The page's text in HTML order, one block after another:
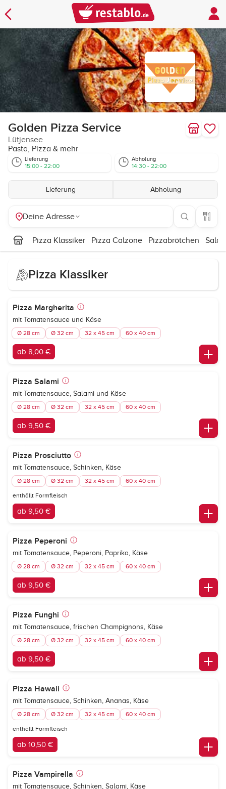
Golden Pizza Service
Lütjensee
Pasta, Pizza & mehr
Lieferung
15:00 - 22:00
Abholung
14:30 - 22:00
Lieferung Abholung
Deine Adresse
Pizza Klassiker Pizza Calzone Pizzabrötchen
Pizza Klassiker
Pizza Margherita
mit Tomatensauce und Käse
Ø 28 cm Ø 32 cm 32 x 45 cm 60 x 40 cm
ab 8,00 €
Pizza Salami
mit Tomatensauce, Salami und Käse
Ø 28 cm Ø 32 cm 32 x 45 cm 60 x 40 cm
ab 9,50 €
Pizza Prosciutto
mit Tomatensauce, Schinken, Käse
Ø 28 cm Ø 32 cm 32 x 45 cm 60 x 40 cm
enthällt Formfleisch
ab 9,50 €
Pizza Peperoni
mit Tomatensauce, Peperoni, Paprika, Käse
Ø 28 cm Ø 32 cm 32 x 45 cm 60 x 40 cm
ab 9,50 €
Pizza Funghi
mit Tomatensauce, frischen Champignons, Käse
Ø 28 cm Ø 32 cm 32 x 45 cm 60 x 40 cm
ab 9,50 €
Pizza Hawaii
mit Tomatensauce, Schinken, Ananas, Käse
Ø 28 cm Ø 32 cm 32 x 45 cm 60 x 40 cm
enthällt Formfleisch
ab 10,50 €
Pizza Vampirella
mit Tomatensauce, Schinken, Salami, Käse